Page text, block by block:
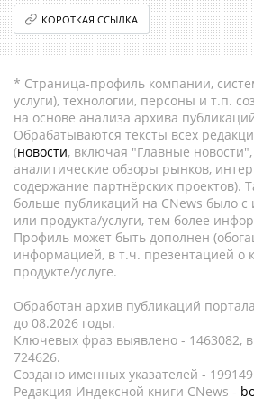
КОРОТКАЯ ССЫЛКА
* Страница-профиль компании,
услуги), технологии, персоны и т.п.
на основе анализа архива
Обрабатываются тексты всех
(новости, включая "Главные новости",
аналитические обзоры рынков,
содержание партнёрских проектов).
больше публикаций на CNews было
или продукта/услуги, тем более
Профиль может быть дополнен
информацией, в т.ч. презентацией о
продукте/услуге.
Обработан архив публикаций
до 08.2026 годы.
Ключевых фраз выявлено - 1463082,
724626.
Создано именных указателей -
Редакция Индексной книги CNews -